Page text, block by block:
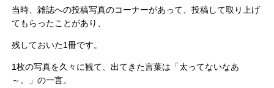
当時、雑誌への投稿写真のコーナーがあって、投稿して取り上げ
てもらったことがあり、
残しておいた1冊です。
1枚の写真を久々に観て、出てきた言葉は「太ってないなあ
～。」の一言。